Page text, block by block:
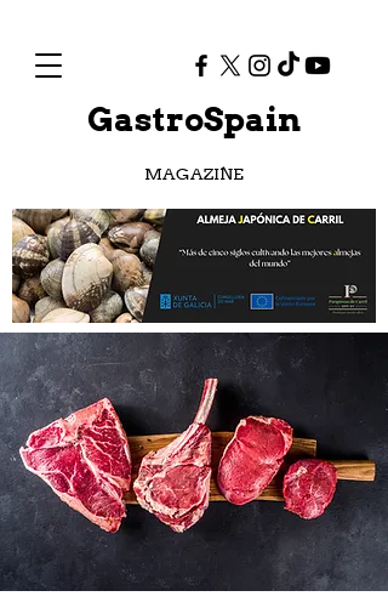
GastroSpain
MAGAZINE